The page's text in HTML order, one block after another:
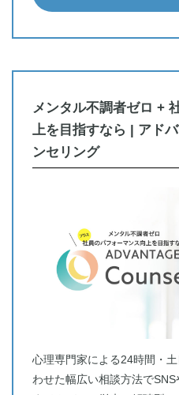
メンタル不調者ゼロ +
上を目指すなら | アド
ンセリング
心理専門家による24時間・
わせた幅広い相談方法で